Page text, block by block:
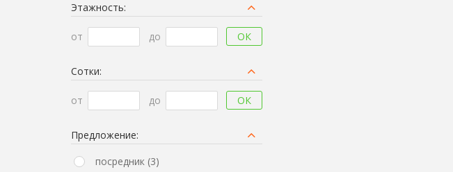
Этажность:
от до ОК
Сотки:
от до ОК
Предложение:
посредник (3)